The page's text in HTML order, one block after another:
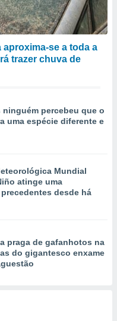
aproxima-se a toda a
trazer chuva de
ninguém percebeu que o
uma espécie diferente e
Mundial
atinge uma
desde há
praga de gafanhotos na
do gigantesco enxame